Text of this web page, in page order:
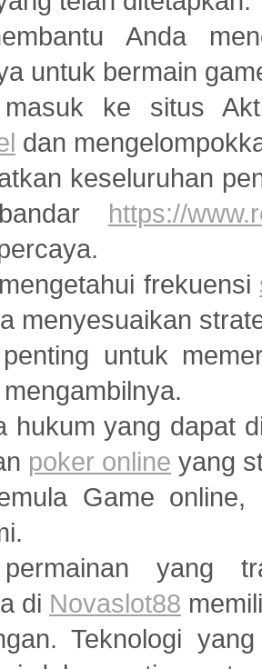
Anda
untuk bermain
masuk ke situs
dan
keseluruhan
https://
frekuensi
menyesuaikan
untuk
hukum yang dapat
poker online yang
Game
yang
di Novaslot88
Teknologi